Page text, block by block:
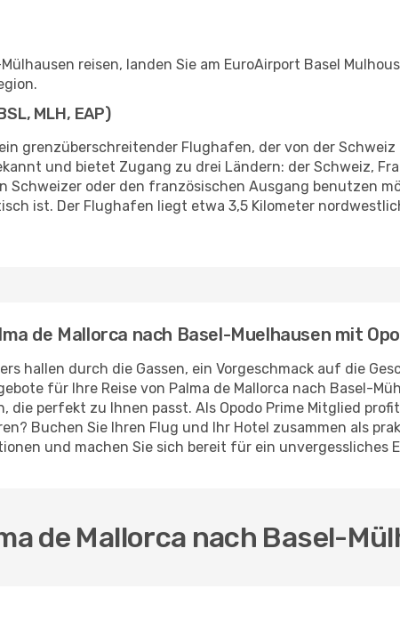
reisen, landen Sie am EuroAirport Basel
MLH, EAP)
grenzüberschreitender Flughafen, der von der
und bietet Zugang zu drei Ländern: der Schweiz,
Schweizer oder den französischen Ausgang benutzen
ist. Der Flughafen liegt etwa 3,5 Kilometer
de Mallorca nach Basel-Muelhausen mit
hallen durch die Gassen, ein Vorgeschmack auf die
für Ihre Reise von Palma de Mallorca nach Basel-
die perfekt zu Ihnen passt. Als Opodo Prime Mitglied
Buchen Sie Ihren Flug und Ihr Hotel zusammen als
und machen Sie sich bereit für ein unvergessliches
de Mallorca nach Basel-